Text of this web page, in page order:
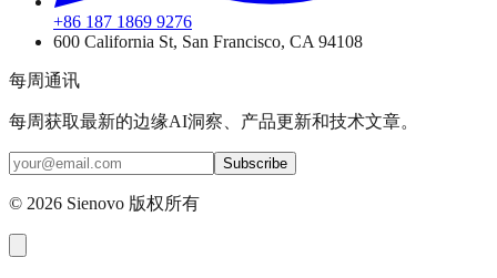
+86 187 1869 9276
600 California St, San Francisco, CA 94108
每周通讯
每周获取最新的边缘AI洞察、产品更新和技术文章。
Subscribe
© 2026 Sienovo 版权所有